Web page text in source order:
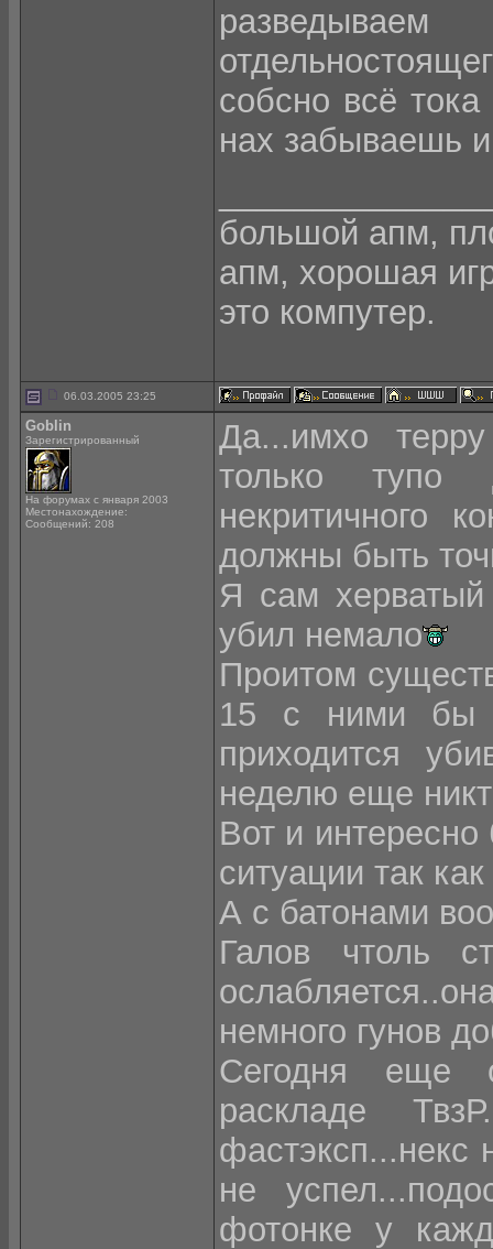
разведываем
собсно всё
нах забываешь
большой апм,
апм, хорошая
это компутер.
06.03.2005 23:25
Goblin
Зарегистрированный
На форумах с января 2003
Местонахождение:
Сообщений: 208
Да...имхо
только тупо
некритичного
должны быть
Я сам херватый
убил немало
Проитом
15 с ними бы
приходится
неделю еще
Вот и
ситуации так
А с батонами
Галов чтоль
немного гунов
Сегодня еще
раскладе
фастэксп...некс
не
фотонке у